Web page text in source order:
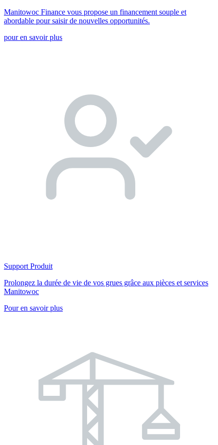
Manitowoc Finance vous propose un financement souple et
abordable pour saisir de nouvelles opportunités.
pour en savoir plus
Support Produit
Prolongez la durée de vie de vos grues grâce aux pièces et services
Manitowoc
Pour en savoir plus